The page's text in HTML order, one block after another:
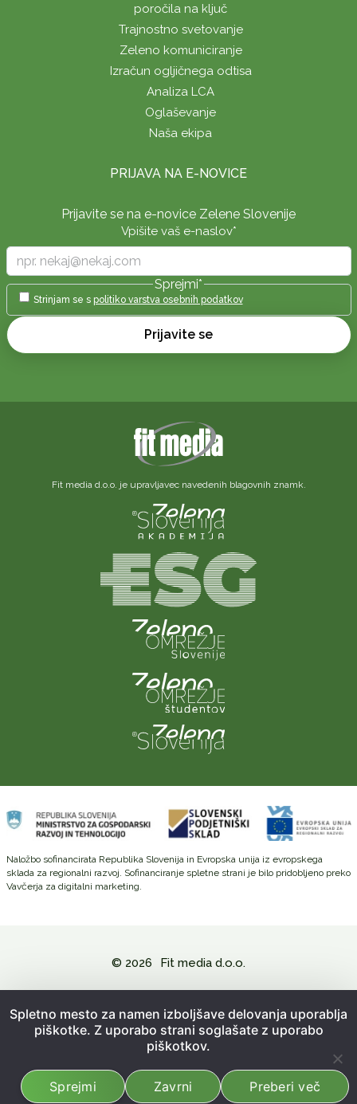
poročila na ključ
Trajnostno svetovanje
Zeleno komuniciranje
Izračun ogljičnega odtisa
Analiza LCA
Oglaševanje
Naša ekipa
PRIJAVA NA E-NOVICE
Prijavite se na e-novice Zelene Slovenije
Vpišite vaš e-naslov*
Sprejmi*
Strinjam se s politiko varstva osebnih podatkov
Prijavite se
Fit media d.o.o. je upravljavec navedenih blagovnih znamk.
Naložbo sofinancirata Republika Slovenija in Evropska unija iz evropskega
sklada za regionalni razvoj. Sofinanciranje spletne strani je bilo pridobljeno preko
Vavčerja za digitalni marketing.
© 2026 Fit media d.o.o.
Splošni pogoji poslovanja
Izdelava spletne strani: Emigma
Spletno mesto za namen izboljšave delovanja uporablja
piškotke. Z uporabo strani soglašate z uporabo
piškotkov.
Sprejmi Zavrni Preberi več